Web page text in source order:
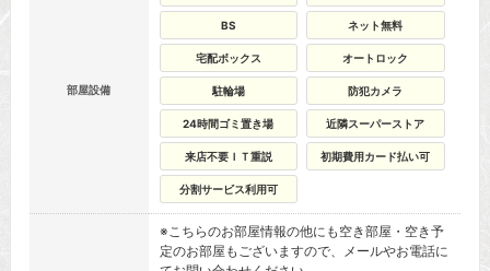
部屋設備
BS ネット無料
宅配ボックス オートロック
駐輪場 防犯カメラ
24時間ゴミ置き場 近隣スーパーストア
来店不要ＩＴ重説 初期費用カード払い可
分割サービス利用可
※こちらのお部屋情報の他にも空き部屋・空き予
定のお部屋もございますので、メールやお電話に